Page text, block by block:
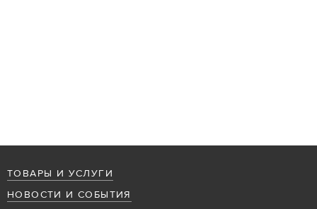
ТОВАРЫ И УСЛУГИ
НОВОСТИ И СОБЫТИЯ